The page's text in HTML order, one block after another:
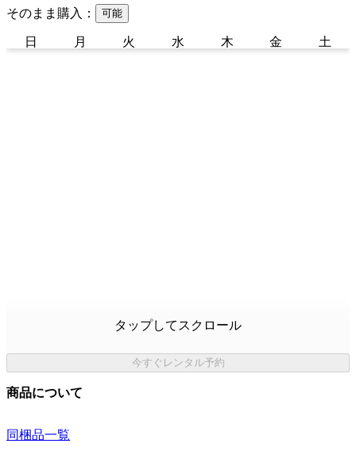
そのまま購入： 可能
日 月 火 水 木 金 土
タップしてスクロール
今すぐレンタル予約
商品について
同梱品一覧